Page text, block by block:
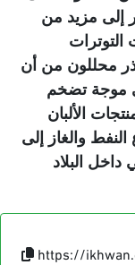
إلى مزيد من
التوترات
محللون من أن
موجة تضخم
الألبان
والغاز إلى
داخل البلاد
https://